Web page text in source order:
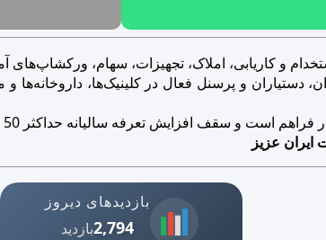
و کاریابی، املاک، تجهیزات، سهام، ورکشاپ‌های
و پرسنل فعال در کلینیک‌ها، داروخانه‌ها
و سقف افزایش تعرفه سالیانه حداکثر 50 درصد خواهد بود.
ایران عزیز
بازدیدهای دیروز
2,794بازدید